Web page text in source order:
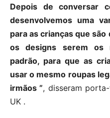
Depois de conversar
desenvolvemos uma
para as crianças que
os designs serem os
padrão, para que as
usar o mesmo roupas
irmãos ”, disseram
UK .